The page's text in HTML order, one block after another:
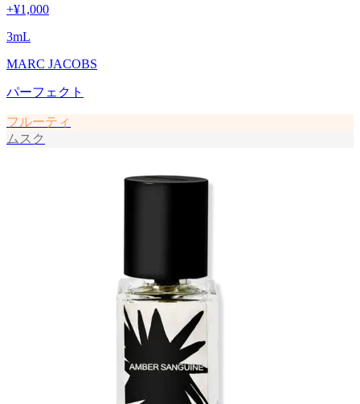
+¥1,000
3mL
MARC JACOBS
パーフェクト
フルーティ
ムスク